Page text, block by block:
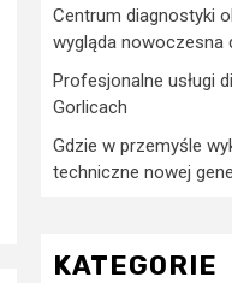
Centrum diagnostyki
wygląda nowoczesna
Profesjonalne usługi
Gorlicach
Gdzie w przemyśle
techniczne nowej
KATEGORIE